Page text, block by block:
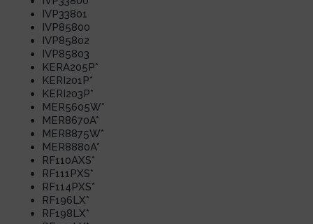
IVP33801
IVP85800
IVP85802
IVP85803
KERA205P*
KERI201P*
KERI203P*
MER5605W*
MER8670A*
MER8875W*
MER8880A*
RF110AXS*
RF111PXS*
RF114PXS*
RF196LX*
RF198LX*